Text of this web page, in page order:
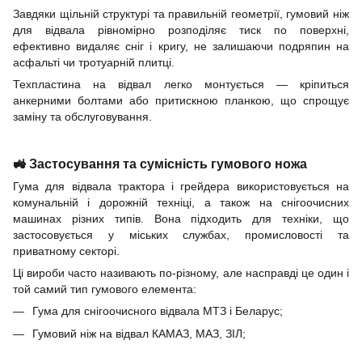
Завдяки щільній структурі та правильній геометрії, гумовий ніж
для відвала рівномірно розподіляє тиск по поверхні,
ефективно видаляє сніг і кригу, не залишаючи подряпин на
асфальті чи тротуарній плитці.
Техпластина на відвал легко монтується — кріпиться
анкерними болтами або притискною планкою, що спрощує
заміну та обслуговування.
🚜 Застосування та сумісність гумового ножа
Гума для відвала трактора і грейдера використовується на
комунальній і дорожній техніці, а також на снігоочисних
машинах різних типів. Вона підходить для техніки, що
застосовується у міських службах, промисловості та
приватному секторі.
Ці вироби часто називають по-різному, але насправді це один і
той самий тип гумового елемента:
Гума для снігоочисного відвала МТЗ і Беларус;
Гумовий ніж на відвал КАМАЗ, МАЗ, ЗІЛ;